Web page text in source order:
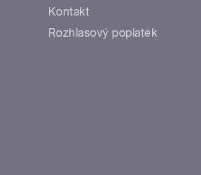
Kontakt
Rozhlasový poplatek